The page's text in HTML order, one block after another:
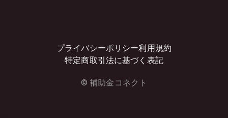
プライバシーポリシー利用規約
特定商取引法に基づく表記
© 補助金コネクト